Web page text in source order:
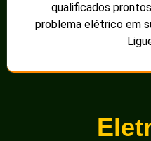
qualificados
problema elétrico em